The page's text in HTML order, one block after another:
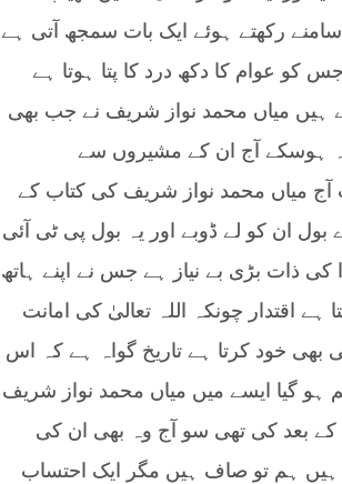
رکھتے ہوئے ایک بات سمجھ آتی ہے
کو عوام کا دکھ درد کا پتا ہوتا ہے
میاں محمد نواز شریف نے جب بھی
ہوسکے آج ان کے مشیروں سے
آج میاں محمد نواز شریف کی کتاب کے
ان کو لے ڈوبے اور یہ بول پی ٹی آئی
کی ذات بڑی بے نیاز ہے جس نے اپنے ہاتھ
اقتدار چونکہ اللہ تعالیٰ کی امانت
خود کرتا ہے تاریخ گواہ ہے کہ اس
گیا ایسے میں میاں محمد نواز شریف
کے بعد کی تھی سو آج وہ بھی ان کی
ہم تو صاف ہیں مگر ایک احتساب